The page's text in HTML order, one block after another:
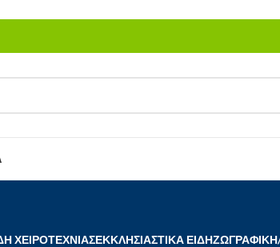
ΧΕΙΡΟΤΕΧΝΊΑΣΕΚΚΛΗΣΙΑΣΤΙΚΆ ΕΊΔΗ